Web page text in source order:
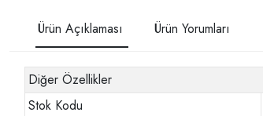
Ürün Açıklaması Ürün Yorumları
Diğer Özellikler
Stok Kodu